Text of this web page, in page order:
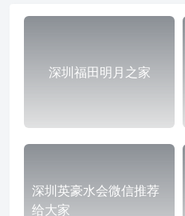
深圳福田明月之家
深圳英豪水会微信推荐
给大家